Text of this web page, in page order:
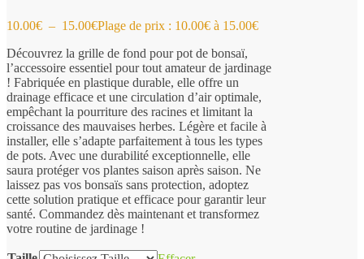
10.00€ – 15.00€Plage de prix : 10.00€ à 15.00€
Découvrez la grille de fond pour pot de bonsaï,
l’accessoire essentiel pour tout amateur de jardinage
! Fabriquée en plastique durable, elle offre un
drainage efficace et une circulation d’air optimale,
empêchant la pourriture des racines et limitant la
croissance des mauvaises herbes. Légère et facile à
installer, elle s’adapte parfaitement à tous les types
de pots. Avec une durabilité exceptionnelle, elle
saura protéger vos plantes saison après saison. Ne
laissez pas vos bonsaïs sans protection, adoptez
cette solution pratique et efficace pour garantir leur
santé. Commandez dès maintenant et transformez
votre routine de jardinage !